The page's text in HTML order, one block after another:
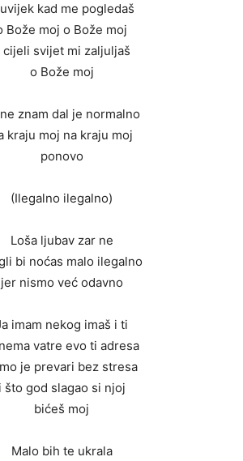
kad me pogledaš
Bože moj o Bože moj
cijeli svijet mi zaljuljaš
o Bože moj
znam dal je normalno
kraju moj na kraju moj
ponovo
(Ilegalno ilegalno)
Loša ljubav zar ne
bi noćas malo ilegalno
jer nismo već odavno
imam nekog imaš i ti
vatre evo ti adresa
je prevari bez stresa
i što god slagao si njoj
bićeš moj
Malo bih te ukrala